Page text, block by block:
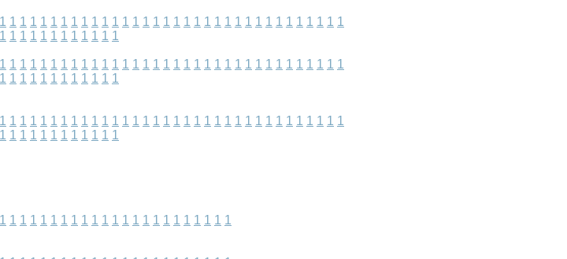
1 1 1 1 1 1 1 1 1 1 1 1 1 1 1 1 1 1 1 1 1 1 1 1 1 1 1 1 1 1 1 1 1 1
1 1 1 1 1 1 1 1 1 1 1 1
1 1 1 1 1 1 1 1 1 1 1 1 1 1 1 1 1 1 1 1 1 1 1 1 1 1 1 1 1 1 1 1 1 1
1 1 1 1 1 1 1 1 1 1 1 1
1 1 1 1 1 1 1 1 1 1 1 1 1 1 1 1 1 1 1 1 1 1 1 1 1 1 1 1 1 1 1 1 1 1
1 1 1 1 1 1 1 1 1 1 1 1
1 1 1 1 1 1 1 1 1 1 1 1 1 1 1 1 1 1 1 1 1 1 1